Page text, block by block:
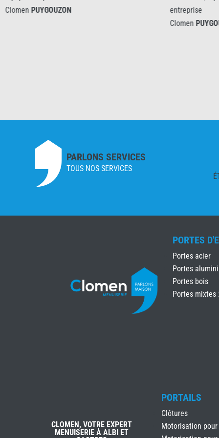
PUYGOUZON
entreprise
Clomen
PARLONS SERVICES
TOUS NOS SERVICES
PORTES
Portes acier
Portes
Portes bois
Portes
CLOMEN, VOTRE EXPERT
MENUISERIE À ALBI ET
PORTAILS
Clôtures
Motorisation